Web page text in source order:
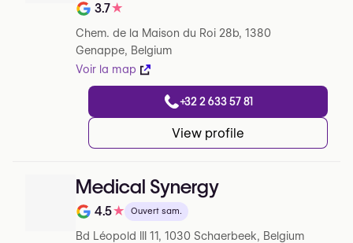
Note de sur 5 sur Google
3.7★
Chem. de la Maison du Roi 28b, 1380
Genappe, Belgium
Voir la map
+32 2 633 57 81
View profile
Medical Synergy
Note de sur 5 sur Google
4.5★ Ouvert sam.
Bd Léopold III 11, 1030 Schaerbeek, Belgium